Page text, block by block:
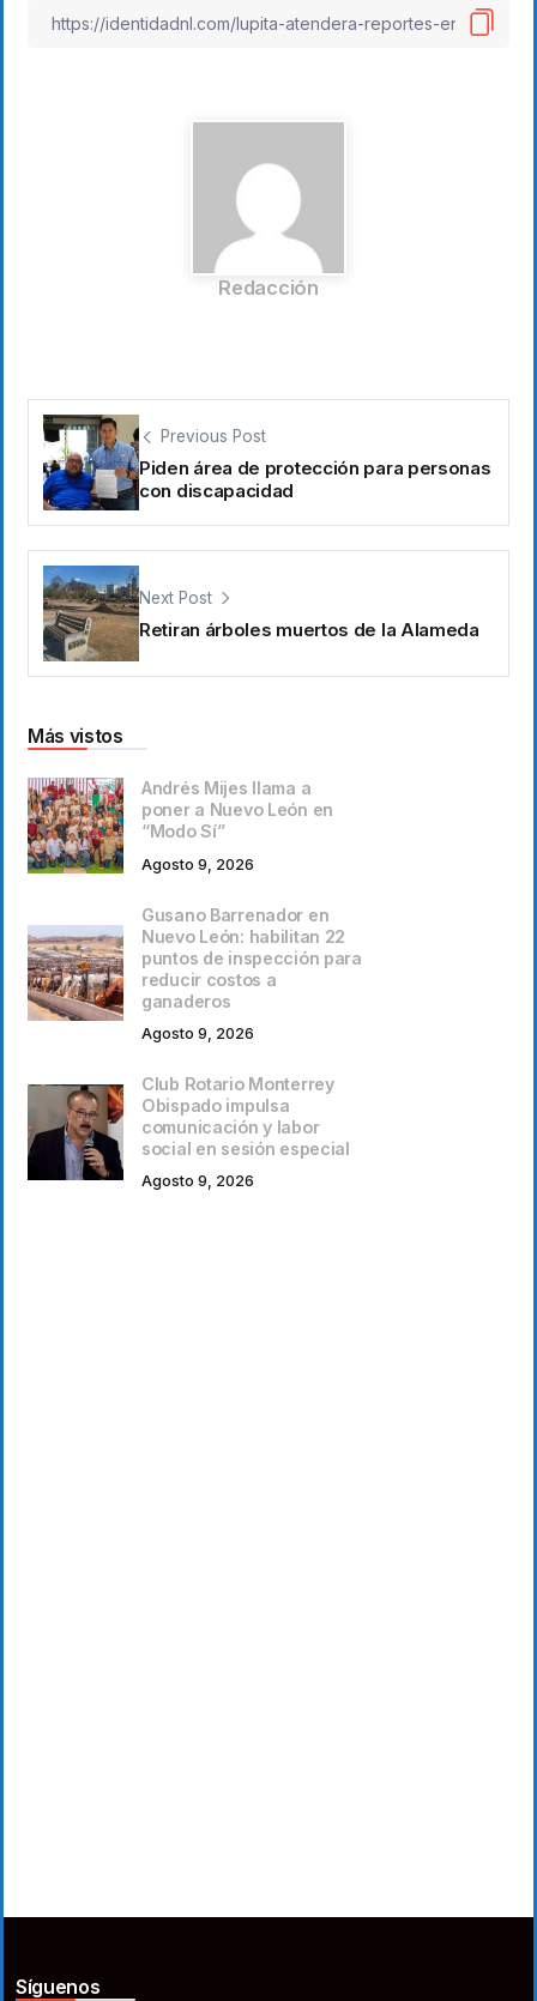
Redacción
Previous Post
Piden área de protección para personas
con discapacidad
Next Post
Retiran árboles muertos de la Alameda
Más vistos
Andrés Mijes llama a
poner a Nuevo León en
“Modo Sí”
Agosto 9, 2026
Gusano Barrenador en
Nuevo León: habilitan 22
puntos de inspección para
reducir costos a
ganaderos
Agosto 9, 2026
Club Rotario Monterrey
Obispado impulsa
comunicación y labor
social en sesión especial
Agosto 9, 2026
Síguenos